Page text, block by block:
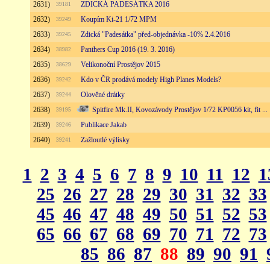
2631)
39181
ZDICKÁ PADESÁTKA 2016
2632)
39249
Koupím Ki-21 1/72 MPM
2633)
39245
Zdická "Padesátka" před-objednávka -10% 2.4.2016
2634)
38982
Panthers Cup 2016 (19. 3. 2016)
2635)
38629
Velikonoční Prostějov 2015
2636)
39242
Kdo v ČR prodává modely High Planes Models?
2637)
39244
Olověné drátky
2638)
39195
Spitfire Mk.II, Kovozávody Prostějov 1/72 KP0056 kit, fit ...
2639)
39246
Publikace Jakab
2640)
39241 Zažloutlé výlisky
1 2 3 4 5 6 7 8 9 10 11 12
25 26 27 28 29 30 31 32 33
45 46 47 48 49 50 51 52 53
65 66 67 68 69 70 71 72 73
85 86 87 88 89 90 91